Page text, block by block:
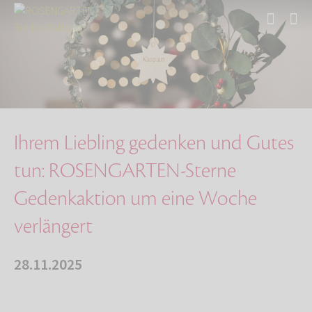
Über uns
Aktuelles
Ihrem Liebling gedenken und Gutes tun: ROSENG…
Ihrem Liebling gedenken und Gutes
tun: ROSENGARTEN-Sterne
Gedenkaktion um eine Woche
verlängert
28.11.2025